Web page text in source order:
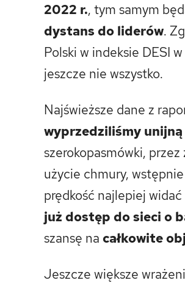
2022 r., tym samym
dystans do liderów.
Polski w indeksie DESI
jeszcze nie wszystko.
Najświeższe dane z
wyprzedziliśmy
szerokopasmówki, przez
użycie chmury,
prędkość najlepiej widać
już dostęp do sieci o
szansę na całkowite
Jeszcze większe